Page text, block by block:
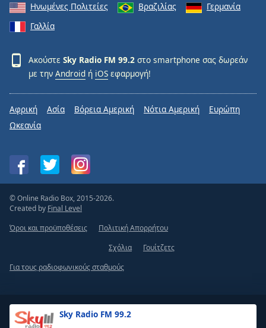
Sky Radio FM 99.2
Ηνωμένες Πολιτείες
Βραζιλίας
Γερμανία
Γαλλία
Ακούστε Sky Radio FM 99.2 στο smartphone σας δωρεάν
με την Android ή iOS εφαρμογή!
Αφρική Ασία Βόρεια Αμερική Νότια Αμερική
Ευρώπη
Ωκεανία
© Online Radio Box, 2015-2026.
Created by Final Level
Όροι και προϋποθέσεις
Πολιτική Απορρήτου
Σχόλια
Γουίτζετς
Για τους ραδιοφωνικούς σταθμούς